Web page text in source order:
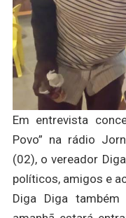
Em entrevista
Povo” na rádio
(02), o vereador
políticos, amigos e
Diga Diga